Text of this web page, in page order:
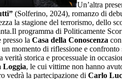
Un’altra
(Solferino, 2024), romanzo di
la stagione del terrorismo, dello
programma di Politicamente
presso la Casa della Conoscenza
un momento di riflessione e confronto
verità storica e processuale in
Loggia, le cui vittime non hanno
vedrà la partecipazione di Carlo